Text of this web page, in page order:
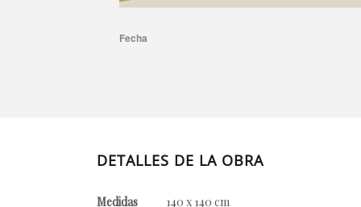
DETALLES DE LA OBRA
Medidas
140 x 140 cm